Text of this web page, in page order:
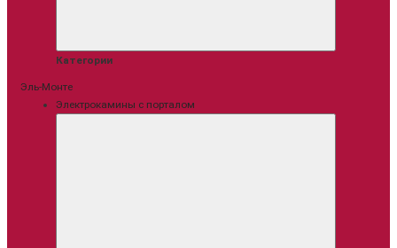
Категории
Эль-Монте
Электрокамины с порталом